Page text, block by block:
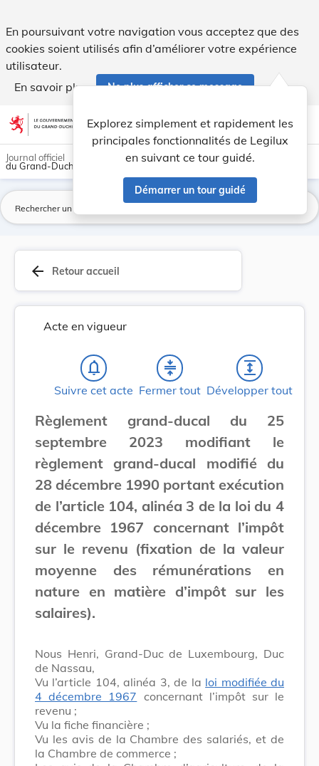
En poursuivant votre navigation vous acceptez que des
cookies soient utilisés afin d’améliorer votre expérience
utilisateur.
En savoir plus
Ne plus afficher ce message
Aller au contenu account_circle help Aide
Explorez simplement et rapidement les
principales fonctionnalités de Legilux
en suivant ce tour guidé.
Démarrer un tour guidé
light_mode dark_mode
Journal officiel
du Grand-Duché de Luxembourg
arrow_back Retour accueil
Acte en vigueur
notifications_none
Suivre cet acte
compress
Fermer tout
expand
Développer tout
Règlement grand-ducal du 25
septembre 2023 modifiant le
règlement grand-ducal modifié du
28 décembre 1990 portant exécution
de l’article 104, alinéa 3 de la loi du 4
décembre 1967 concernant l’impôt
sur le revenu (fixation de la valeur
moyenne des rémunérations en
nature en matière d’impôt sur les
salaires).
Nous Henri, Grand-Duc de Luxembourg, Duc
de Nassau,
Vu l’article 104, alinéa 3, de la loi modifiée du
4 décembre 1967 concernant l’impôt sur le
revenu ;
Vu la fiche financière ;
Vu les avis de la Chambre des salariés, et de
la Chambre de commerce ;